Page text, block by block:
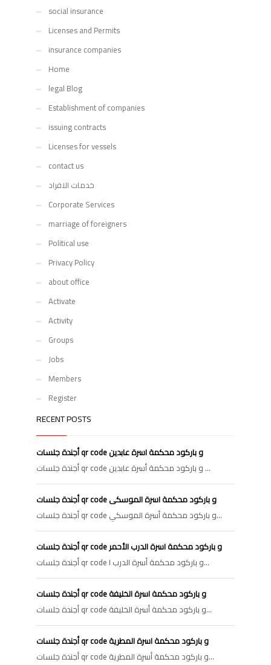
social insurance
Licenses and Permits
insurance companies
Home
legal Blog
Establishment of companies
issuing contracts
Licenses for vessels
contact us
خدمات الافراد
Corporate Services
marriage of foreigners
Political use
Privacy Policy
about office
Activate
Activity
Groups
Jobs
Members
Register
RECENT POSTS
أجندة جلسات qr code و باركود محكمة اسرة عابدين
أجندة جلسات qr code و باركود محكمة أسرة عابدين ...
أجندة جلسات qr code و باركود محكمة اسرة الموسكى
أجندة جلسات qr code و باركود محكمة أسرة الموسكي...
أجندة جلسات qr code و باركود محكمة اسرة الدرب الأحمر
أجندة جلسات qr code و باركود محكمة أسرة الدرب ا...
أجندة جلسات qr code و باركود محكمة اسرة الخليفة
أجندة جلسات qr code و باركود محكمة أسرة الخليفة...
أجندة جلسات qr code و باركود محكمة اسرة المطرية
أجندة جلسات qr code و باركود محكمة أسرة المطرية...